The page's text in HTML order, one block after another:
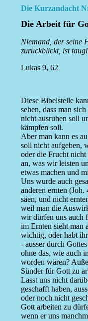
Die Kurzandacht
Die Arbeit für
Niemand, der seine
zurückblickt, ist
Lukas 9, 62
Diese Bibelstelle
sehen, dass man
nicht ausruhen soll
kämpfen soll.
Aber man kann es
soll nicht aufgeben,
oder die Frucht
an, was wir leisten
etwas machen und
Uns wurde auch
anderen ernten
säen, und nicht
weil man die
wir dürfen uns auch
im Ernten sieht man
wichtig, oder habt
- ausser durch
ohne das, wie auch
worden wären?
Sünder für Gott zu
Lasst uns nicht
geschafft haben,
oder noch nicht
Gott arbeiten zu
wenn er uns